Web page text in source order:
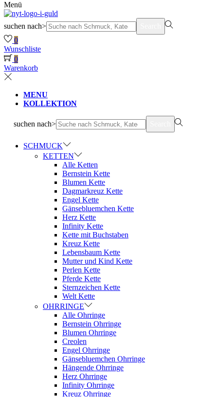
Menü
suchen nach>
0
Wunschliste
0
Warenkorb
MENU
KOLLEKTION
suchen nach>
SCHMUCK
KETTEN
Alle Ketten
Bernstein Kette
Blumen Kette
Dagmarkreuz Kette
Engel Kette
Gänsebluemchen Kette
Herz Kette
Infinity Kette
Kette mit Buchstaben
Kreuz Kette
Lebensbaum Kette
Mutter und Kind Kette
Perlen Kette
Pferde Kette
Sternzeichen Kette
Welt Kette
OHRRINGE
Alle Ohrringe
Bernstein Ohrringe
Blumen Ohrringe
Creolen
Engel Ohrringe
Gänsebluemchen Ohrringe
Hängende Ohrringe
Herz Ohrringe
Infinity Ohrringe
Kreuz Ohrringe